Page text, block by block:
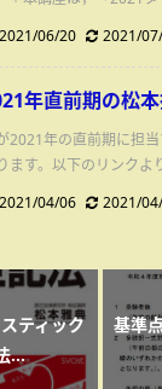
2021/06/20
2021/
年直前期の松
2021年の直前期に担
ます。以下のリンクよ
2021/04/06
2021/
ティック
...
基準